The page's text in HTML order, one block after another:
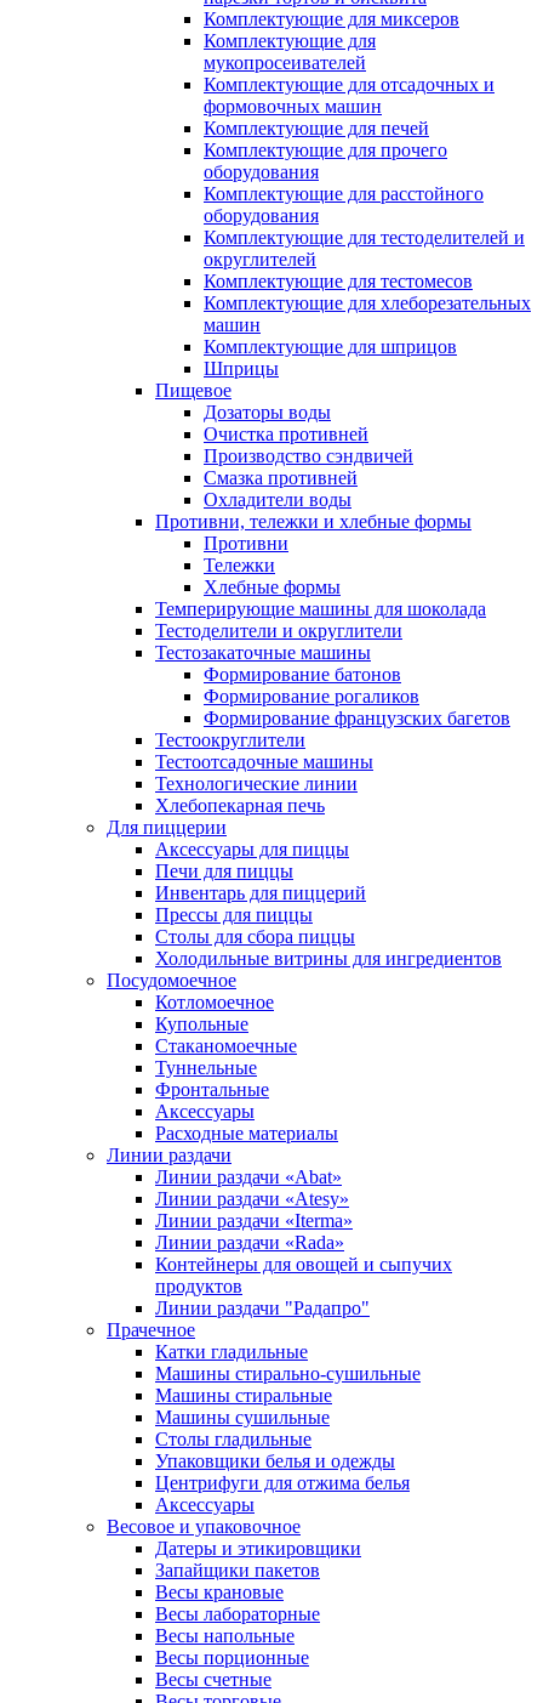
Комплектующие для миксеров
Комплектующие для
мукопросеивателей
Комплектующие для отсадочных и
формовочных машин
Комплектующие для печей
Комплектующие для прочего
оборудования
Комплектующие для расстойного
оборудования
Комплектующие для тестоделителей и
округлителей
Комплектующие для тестомесов
Комплектующие для хлеборезательных
машин
Комплектующие для шприцов
Шприцы
Пищевое
Дозаторы воды
Очистка противней
Производство сэндвичей
Смазка противней
Охладители воды
Противни, тележки и хлебные формы
Противни
Тележки
Хлебные формы
Темперирующие машины для шоколада
Тестоделители и округлители
Тестозакаточные машины
Формирование батонов
Формирование рогаликов
Формирование французских багетов
Тестоокруглители
Тестоотсадочные машины
Технологические линии
Хлебопекарная печь
Для пиццерии
Аксессуары для пиццы
Печи для пиццы
Инвентарь для пиццерий
Прессы для пиццы
Столы для сбора пиццы
Холодильные витрины для ингредиентов
Посудомоечное
Котломоечное
Купольные
Стаканомоечные
Туннельные
Фронтальные
Аксессуары
Расходные материалы
Линии раздачи
Линии раздачи «Abat»
Линии раздачи «Atesy»
Линии раздачи «Iterma»
Линии раздачи «Rada»
Контейнеры для овощей и сыпучих
продуктов
Линии раздачи "Радапро"
Прачечное
Катки гладильные
Машины стирально-сушильные
Машины стиральные
Машины сушильные
Столы гладильные
Упаковщики белья и одежды
Центрифуги для отжима белья
Аксессуары
Весовое и упаковочное
Датеры и этикировщики
Запайщики пакетов
Весы крановые
Весы лабораторные
Весы напольные
Весы порционные
Весы счетные